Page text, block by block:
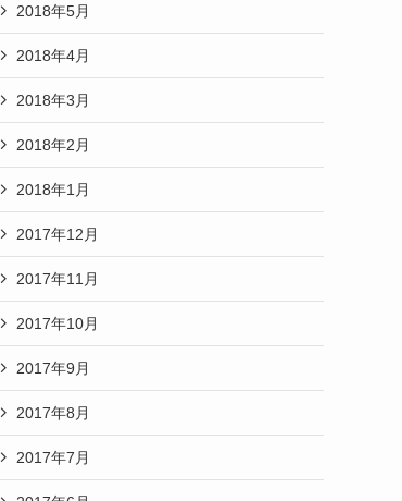
2018年5月
2018年4月
2018年3月
2018年2月
2018年1月
2017年12月
2017年11月
2017年10月
2017年9月
2017年8月
2017年7月